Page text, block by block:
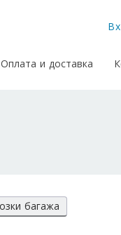
Оплата и доставка
багажа